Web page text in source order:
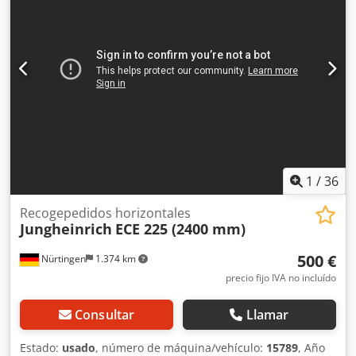
1 /36
Nürtingen 1.374 km
Recogepedidos horizontales
Jungheinrich ECE 225 (2400 mm)
500 €
precio fijo IVA no incluído
Consultar Llamar
Estado: usado, número de máquina/vehículo: 15789, Año